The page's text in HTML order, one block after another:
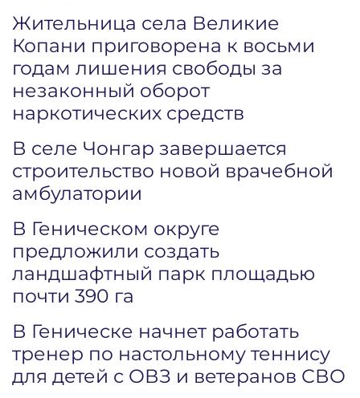
Жительница села Великие
Копани приговорена к восьми
годам лишения свободы за
незаконный оборот
наркотических средств
В селе Чонгар завершается
строительство новой врачебной
амбулатории
В Геническом округе
предложили создать
ландшафтный парк площадью
почти 390 га
В Геническе начнет работать
тренер по настольному теннису
для детей с ОВЗ и ветеранов СВО